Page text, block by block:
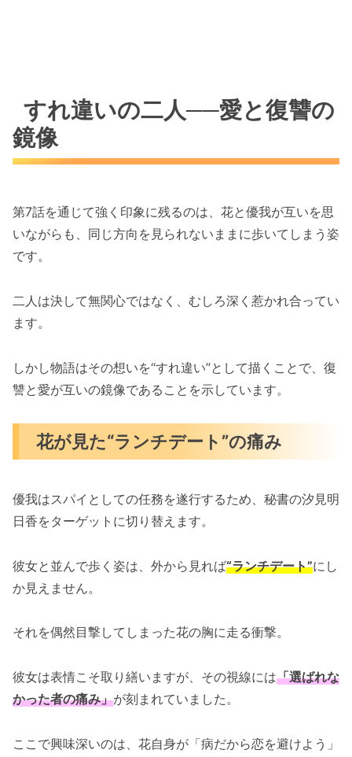
すれ違いの二人──愛と復讐の
鏡像
第7話を通じて強く印象に残るのは、花と優我が互いを思
いながらも、同じ方向を見られないままに歩いてしまう姿
です。
二人は決して無関心ではなく、むしろ深く惹かれ合ってい
ます。
しかし物語はその想いを“すれ違い”として描くことで、復
讐と愛が互いの鏡像であることを示しています。
花が見た“ランチデート”の痛み
優我はスパイとしての任務を遂行するため、秘書の汐見明
日香をターゲットに切り替えます。
彼女と並んで歩く姿は、外から見れば“ランチデート”にし
か見えません。
それを偶然目撃してしまった花の胸に走る衝撃。
彼女は表情こそ取り繕いますが、その視線には「選ばれな
かった者の痛み」が刻まれていました。
ここで興味深いのは、花自身が「病だから恋を避けよう」